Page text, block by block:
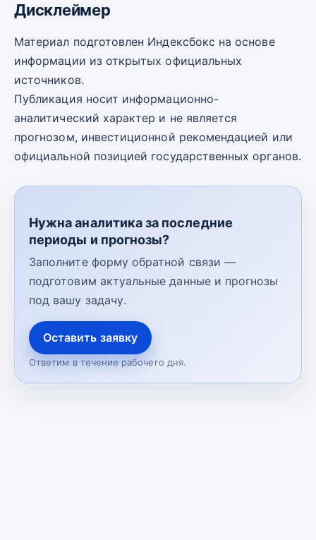
Дисклеймер
Материал подготовлен Индексбокс на основе
информации из открытых официальных
источников.
Публикация носит информационно-
аналитический характер и не является
прогнозом, инвестиционной рекомендацией или
официальной позицией государственных органов.
Нужна аналитика за последние
периоды и прогнозы?
Заполните форму обратной связи —
подготовим актуальные данные и прогнозы
под вашу задачу.
Оставить заявку
Ответим в течение рабочего дня.